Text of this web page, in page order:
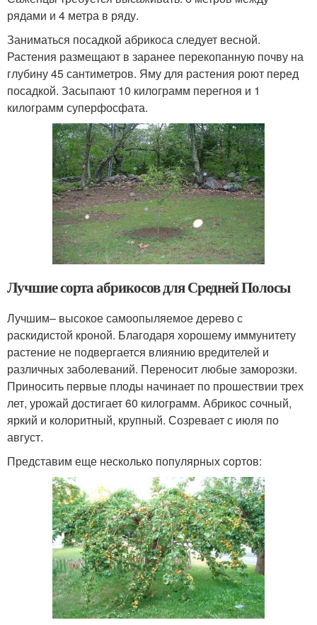
рядами и 4 метра в ряду.
Заниматься посадкой абрикоса следует весной.
Растения размещают в заранее перекопанную почву на
глубину 45 сантиметров. Яму для растения роют перед
посадкой. Засыпают 10 килограмм перегноя и 1
килограмм суперфосфата.
Лучшие сорта абрикосов для Средней Полосы
Лучшим– высокое самоопыляемое дерево с
раскидистой кроной. Благодаря хорошему иммунитету
растение не подвергается влиянию вредителей и
различных заболеваний. Переносит любые заморозки.
Приносить первые плоды начинает по прошествии трех
лет, урожай достигает 60 килограмм. Абрикос сочный,
яркий и колоритный, крупный. Созревает с июля по
август.
Представим еще несколько популярных сортов: